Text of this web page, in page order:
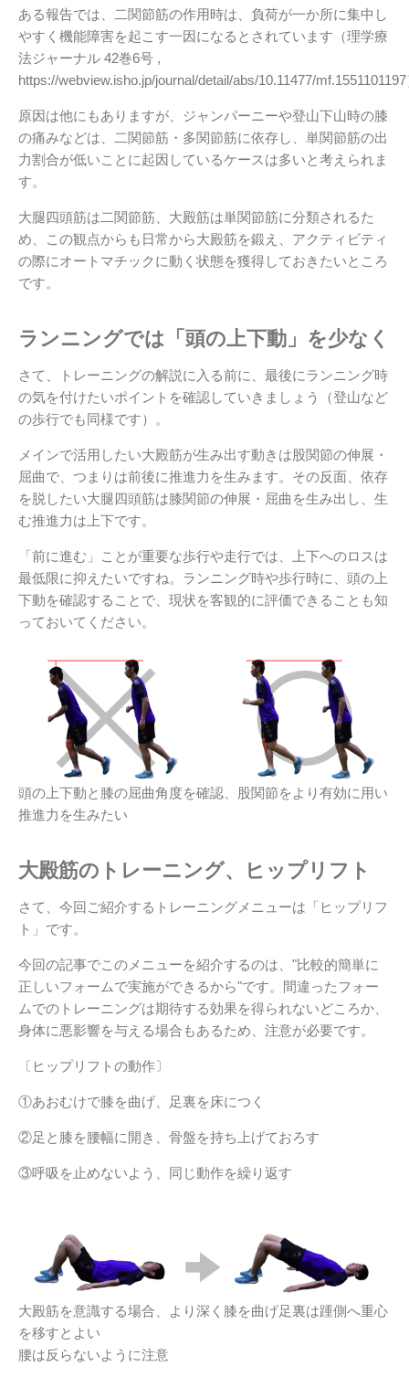
ある報告では、二関節筋の作用時は、負荷が一か所に集中し
やすく機能障害を起こす一因になるとされています（理学療
法ジャーナル 42巻6号 ,
https://webview.isho.jp/journal/detail/abs/10.11477/
原因は他にもありますが、ジャンパーニーや登山下山時の膝
の痛みなどは、二関節筋・多関節筋に依存し、単関節筋の出
力割合が低いことに起因しているケースは多いと考えられま
す。
大腿四頭筋は二関節筋、大殿筋は単関節筋に分類されるた
め、この観点からも日常から大殿筋を鍛え、アクティビティ
の際にオートマチックに動く状態を獲得しておきたいところ
です。
ランニングでは「頭の上下動」を少なく
さて、トレーニングの解説に入る前に、最後にランニング時
の気を付けたいポイントを確認していきましょう（登山など
の歩行でも同様です）。
メインで活用したい大殿筋が生み出す動きは股関節の伸展・
屈曲で、つまりは前後に推進力を生みます。その反面、依存
を脱したい大腿四頭筋は膝関節の伸展・屈曲を生み出し、生
む推進力は上下です。
「前に進む」ことが重要な歩行や走行では、上下へのロスは
最低限に抑えたいですね。ランニング時や歩行時に、頭の上
下動を確認することで、現状を客観的に評価できることも知
っておいてください。
頭の上下動と膝の屈曲角度を確認、股関節をより有効に用い
推進力を生みたい
大殿筋のトレーニング、ヒップリフト
さて、今回ご紹介するトレーニングメニューは「ヒップリフ
ト」です。
今回の記事でこのメニューを紹介するのは、"比較的簡単に
正しいフォームで実施ができるから"です。間違ったフォー
ムでのトレーニングは期待する効果を得られないどころか、
身体に悪影響を与える場合もあるため、注意が必要です。
〔ヒップリフトの動作〕
①あおむけで膝を曲げ、足裏を床につく
②足と膝を腰幅に開き、骨盤を持ち上げておろす
③呼吸を止めないよう、同じ動作を繰り返す
大殿筋を意識する場合、より深く膝を曲げ足裏は踵側へ重心
を移すとよい
腰は反らないように注意